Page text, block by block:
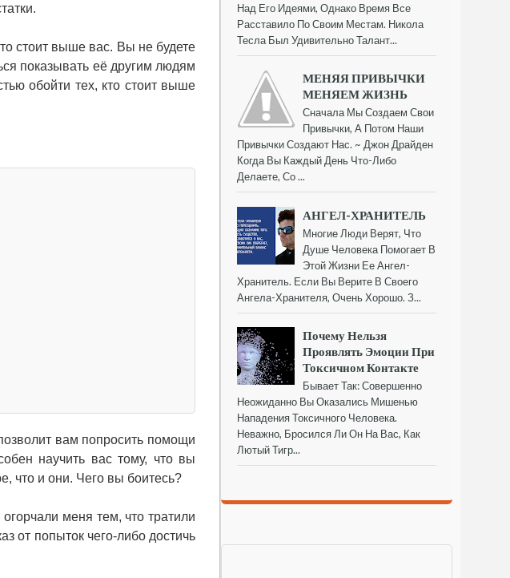
стоит выше вас. Вы не будете
показывать её другим людям
обойти тех, кто стоит выше
вам попросить помощи
научить вас тому, что вы
что и они. Чего вы боитесь?
меня тем, что тратили
от попыток чего-либо достичь
Над Его Идеями, Однако Время Все
Расставило По Своим Местам. Никола
Тесла Был Удивительно Талант...
МЕНЯЯ ПРИВЫЧКИ
МЕНЯЕМ ЖИЗНЬ
Сначала Мы Создаем Свои
Привычки, А Потом Наши
Привычки Создают Нас. ~ Джон Драйден
Когда Вы Каждый День Что-Либо
Делаете, Со ...
АНГЕЛ-ХРАНИТЕЛЬ
Многие Люди Верят, Что
Душе Человека Помогает В
Этой Жизни Ее Ангел-
Хранитель. Если Вы Верите В Своего
Ангела-Хранителя, Очень Хорошо. З...
Почему Нельзя
Проявлять Эмоции При
Токсичном Контакте
Бывает Так: Совершенно
Неожиданно Вы Оказались Мишенью
Нападения Токсичного Человека.
Неважно, Бросился Ли Он На Вас, Как
Лютый Тигр...